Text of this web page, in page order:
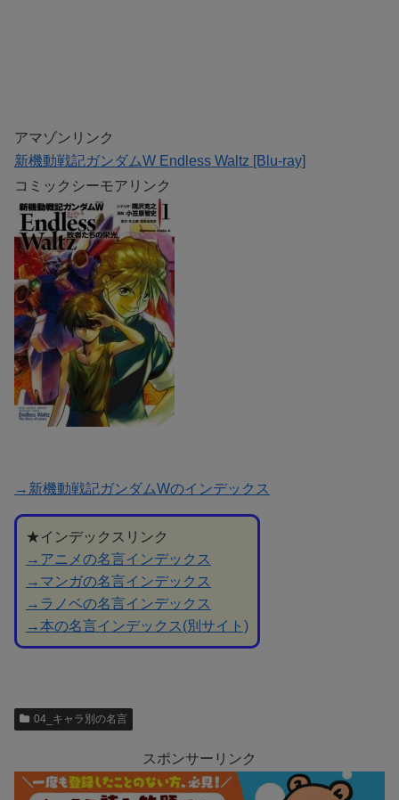
アマゾンリンク
新機動戦記ガンダムW Endless Waltz [Blu-ray]
コミックシーモアリンク
→新機動戦記ガンダムWのインデックス
★インデックスリンク
→アニメの名言インデックス
→マンガの名言インデックス
→ラノベの名言インデックス
→本の名言インデックス(別サイト)
04_キャラ別の名言
スポンサーリンク